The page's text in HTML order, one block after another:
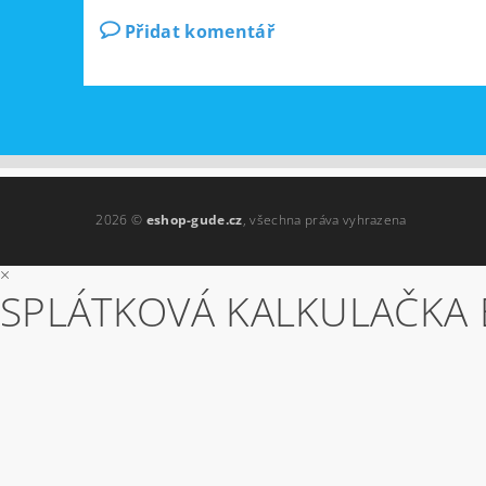
Přidat komentář
2026 © eshop-gude.cz, všechna práva vyhrazena
×
SPLÁTKOVÁ KALKULAČKA